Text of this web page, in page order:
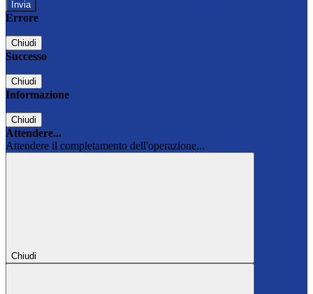
Errore
Chiudi
Successo
Chiudi
Informazione
Chiudi
Attendere...
Attendere il completamento dell'operazione...
Chiudi